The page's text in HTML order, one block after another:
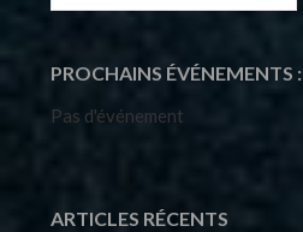
PROCHAINS ÉVÉNEMENTS :
Pas d'événement
ARTICLES RÉCENTS